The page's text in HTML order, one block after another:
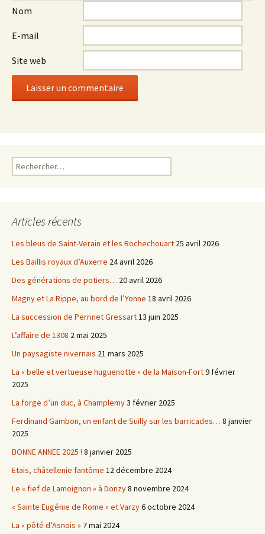
Nom
E-mail
Site web
Rechercher :
Articles récents
Les bleus de Saint-Verain et les Rochechouart 25 avril 2026
Les Baillis royaux d’Auxerre 24 avril 2026
Des générations de potiers… 20 avril 2026
Magny et La Rippe, au bord de l’Yonne 18 avril 2026
La succession de Perrinet Gressart13 juin 2025
L’affaire de 1308 2 mai 2025
Un paysagiste nivernais 21 mars 2025
La « belle et vertueuse huguenotte » de la Maison-Fort9 février
2025
La forge d’un duc, à Champlemy3 février 2025
Ferdinand Gambon, un enfant de Suilly sur les barricades… 8 janvier
2025
BONNE ANNEE 2025 ! 8 janvier 2025
Etais, châtellenie fantôme 12 décembre 2024
Le « fief de Lamoignon » à Donzy8 novembre 2024
« Sainte Eugénie de Rome » et Varzy6 octobre 2024
La « pôté d’Asnois » 7 mai 2024